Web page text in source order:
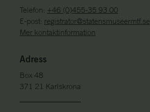
Telefon: +46 (0)455-35 93 00
E-post: registrator@statensmuseermtf.se
Mer kontaktinformation
Adress
Box 48
371 21 Karlskrona